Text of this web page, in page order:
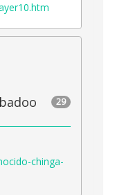
29
chinga-